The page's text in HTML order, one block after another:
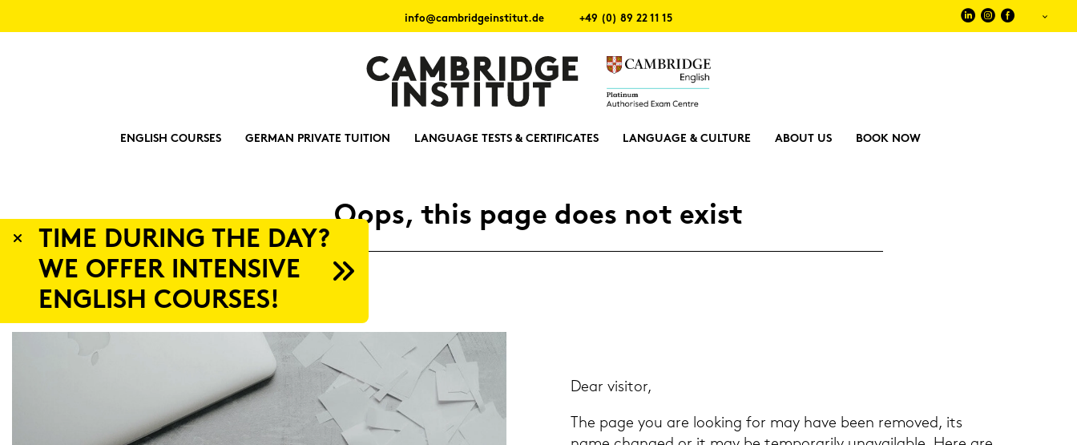
TIME DURING THE DAY?
WE OFFER INTENSIVE
ENGLISH COURSES!
info@cambridgeinstitut.de +49 (0) 89 22 11 15
ENGLISH COURSES GERMAN PRIVATE TUITION LANGUAGE TESTS & CERTIFICATES LANGUAGE & CULTURE ABOUT US BOOK NOW
Oops, this page does not exist
Dear vi­si­tor,
The page you are loo­king for may have been re­mo­ved, its